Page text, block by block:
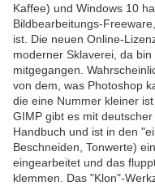
Kaffee) und Windows 10
Bildbearbeitungs-
ist. Die neuen Online-
moderner Sklaverei, da
mitgegangen.
von dem, was Photoshop
die eine Nummer kleiner
GIMP gibt es mit
Handbuch und ist in den
Beschneiden, Tonwerte)
eingearbeitet und das
klemmen. Das "Klon"-